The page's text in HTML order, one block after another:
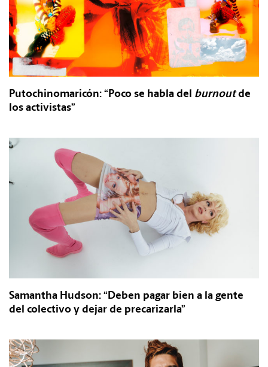
Putochinomaricón: “Poco se habla del burnoutde
los activistas”
Samantha Hudson: “Deben pagar bien a la gente
del colectivo y dejar de precarizarla”